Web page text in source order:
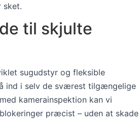
sket.
til skjulte
sugudstyr og fleksible
ind i selv de sværest tilgængelige
kamerainspektion kan vi
præcist – uden at skade